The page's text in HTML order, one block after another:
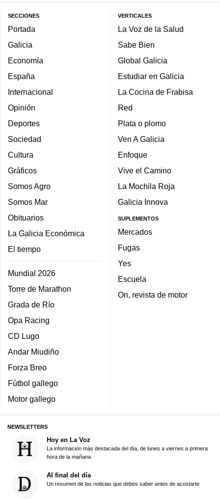
SECCIONES
Portada
Galicia
Economía
España
Internacional
Opinión
Deportes
Sociedad
Cultura
Gráficos
Somos Agro
Somos Mar
Obituarios
La Galicia Económica
El tiempo
Mundial 2026
Torre de Marathon
Grada de Río
Opa Racing
CD Lugo
Andar Miudiño
Forza Breo
Fútbol gallego
Motor gallego
VERTICALES
La Voz de la Salud
Sabe Bien
Global Galicia
Estudiar en Galicia
La Cocina de Frabisa
Red
Plata o plomo
Ven A Galicia
Enfoque
Vive el Camino
La Mochila Roja
Galicia Innova
SUPLEMENTOS
Mercados
Fugas
Yes
Escuela
On, revista de motor
NEWSLETTERS
Hoy en La Voz
La información más destacada del día, de lunes a viernes a primera
hora de la mañana
Al final del día
Un resumen de las noticias que debes saber antes de acostarte